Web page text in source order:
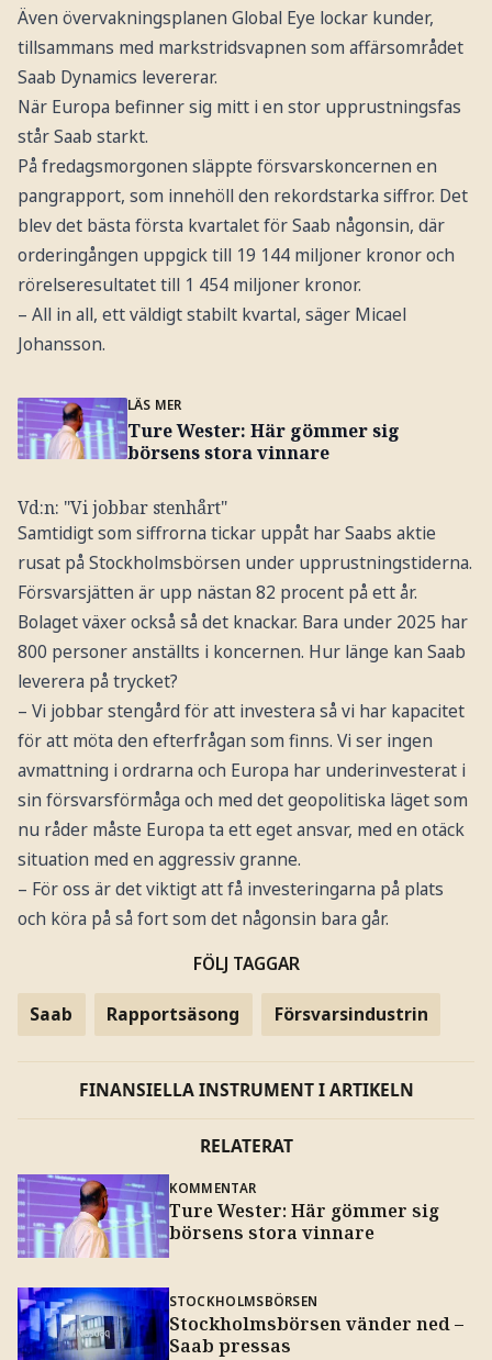
Även övervakningsplanen Global Eye lockar kunder,
tillsammans med markstridsvapnen som affärsområdet
Saab Dynamics levererar.
När Europa befinner sig mitt i en stor upprustningsfas
står Saab starkt.
På fredagsmorgonen släppte försvarskoncernen en
pangrapport, som innehöll den rekordstarka siffror. Det
blev det bästa första kvartalet för Saab någonsin, där
orderingången uppgick till 19 144 miljoner kronor och
rörelseresultatet till 1 454 miljoner kronor.
– All in all, ett väldigt stabilt kvartal, säger Micael
Johansson.
LÄS MER
Ture Wester: Här gömmer sig
börsens stora vinnare
Vd:n: "Vi jobbar stenhårt"
Samtidigt som siffrorna tickar uppåt har Saabs aktie
rusat på Stockholmsbörsen under upprustningstiderna.
Försvarsjätten är upp nästan 82 procent på ett år.
Bolaget växer också så det knackar. Bara under 2025 har
800 personer anställts i koncernen. Hur länge kan Saab
leverera på trycket?
– Vi jobbar stengård för att investera så vi har kapacitet
för att möta den efterfrågan som finns. Vi ser ingen
avmattning i ordrarna och Europa har underinvesterat i
sin försvarsförmåga och med det geopolitiska läget som
nu råder måste Europa ta ett eget ansvar, med en otäck
situation med en aggressiv granne.
– För oss är det viktigt att få investeringarna på plats
och köra på så fort som det någonsin bara går.
FÖLJ TAGGAR
Saab Rapportsäsong Försvarsindustrin
FINANSIELLA INSTRUMENT I ARTIKELN
RELATERAT
KOMMENTAR
Ture Wester: Här gömmer sig
börsens stora vinnare
STOCKHOLMSBÖRSEN
Stockholmsbörsen vänder ned –
Saab pressas